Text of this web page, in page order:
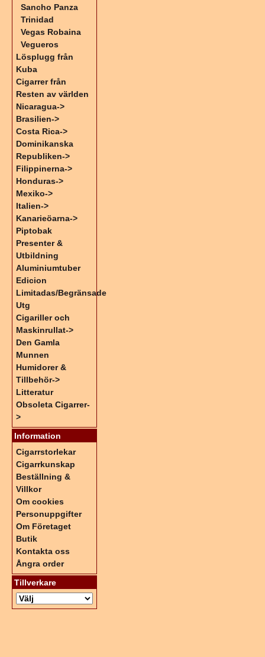
Sancho Panza
Trinidad
Vegas Robaina
Vegueros
Lösplugg från
Kuba
Cigarrer från
Resten av världen
Nicaragua->
Brasilien->
Costa Rica->
Dominikanska
Republiken->
Filippinerna->
Honduras->
Mexiko->
Italien->
Kanarieöarna->
Piptobak
Presenter &
Utbildning
Aluminiumtuber
Edicion
Limitadas/Begränsade
Utg
Cigariller och
Maskinrullat->
Den Gamla
Munnen
Humidorer &
Tillbehör->
Litteratur
Obsoleta Cigarrer-
>
Information
Cigarrstorlekar
Cigarrkunskap
Beställning &
Villkor
Om cookies
Personuppgifter
Om Företaget
Butik
Kontakta oss
Ångra order
Tillverkare